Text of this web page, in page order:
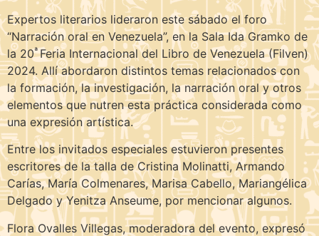
Expertos literarios lideraron este sábado el foro
“Narración oral en Venezuela”, en la Sala Ida Gramko de
la 20ªFeria Internacional del Libro de Venezuela (Filven)
2024. Allí abordaron distintos temas relacionados con
la formación, la investigación, la narración oral y otros
elementos que nutren esta práctica considerada como
una expresión artística.
Entre los invitados especiales estuvieron presentes
escritores de la talla de Cristina Molinatti, Armando
Carías, María Colmenares, Marisa Cabello, Mariangélica
Delgado y Yenitza Anseume, por mencionar algunos.
Flora Ovalles Villegas, moderadora del evento, expresó